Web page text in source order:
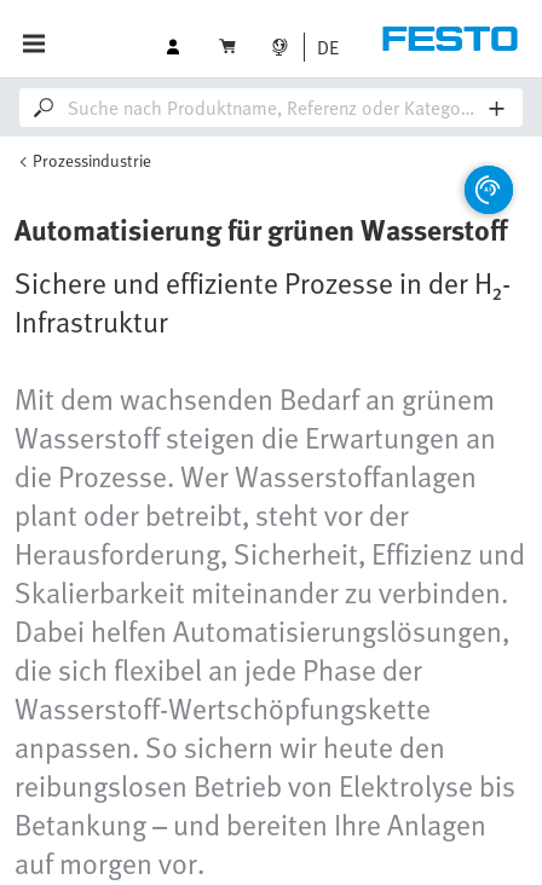
DE
Prozessindustrie
Automatisierung für grünen Wasserstoff
Sichere und effiziente Prozesse in der H₂-
Infrastruktur
Mit dem wachsenden Bedarf an grünem
Wasserstoff steigen die Erwartungen an
die Prozesse. Wer Wasserstoffanlagen
plant oder betreibt, steht vor der
Herausforderung, Sicherheit, Effizienz und
Skalierbarkeit miteinander zu verbinden.
Dabei helfen Automatisierungslösungen,
die sich flexibel an jede Phase der
Wasserstoff-Wertschöpfungskette
anpassen. So sichern wir heute den
reibungslosen Betrieb von Elektrolyse bis
Betankung – und bereiten Ihre Anlagen
auf morgen vor.